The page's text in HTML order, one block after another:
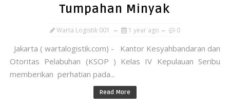
Tumpahan Minyak
Warta Logistik 001 1 year ago 0
Jakarta ( wartalogistik.com) - Kantor Kesyahbandaran dan
Otoritas Pelabuhan (KSOP ) Kelas IV Kepulauan Seribu
memberikan perhatian pada...
Read More